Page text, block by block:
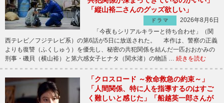
「縦山裕二さんのグッズ欲しい」
ドラマ
2026年8月6日
「今夜もシリアルキラーと待ち合わせ」（関
西テレビ／フジテレビ系）の第6話が5日に放送された。 本作は、警察の正義
よりも復讐（ふくしゅう）を優先し、秘密の共犯関係を結んだ一匹おおかみの
刑事・磯貝（横山裕）と第六感女子ヒナタ（関水渚）の物語 … 続きを読む
「クロスロード ～救命救急の約束～」
「人間関係、特に人を指導するのはすご
く難しいと感じた」「船越英一郎さんが